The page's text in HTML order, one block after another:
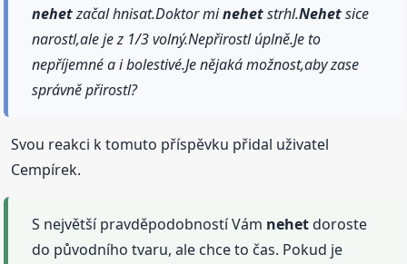
nehetzačal hnisat.Doktor minehetstrhl.Nehetsice
narostl,ale je z 1/3 volný.Nepřirostl úplně.Je to
nepříjemné a i bolestivé.Je nějaká možnost,aby zase
správně přirostl?
Svou reakci k tomuto příspěvku přidal uživatel
Cempírek.
S největší pravděpodobností Vám nehetdoroste
do původního tvaru, ale chce to čas. Pokud je